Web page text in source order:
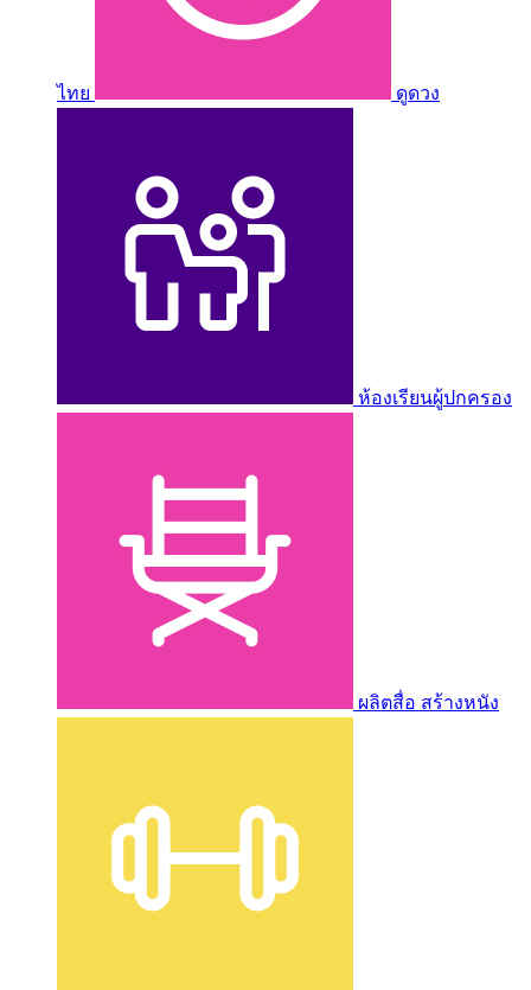
ไทย ดูดวง
ห้องเรียนผู้ปกครอง
ผลิตสื่อ สร้างหนัง